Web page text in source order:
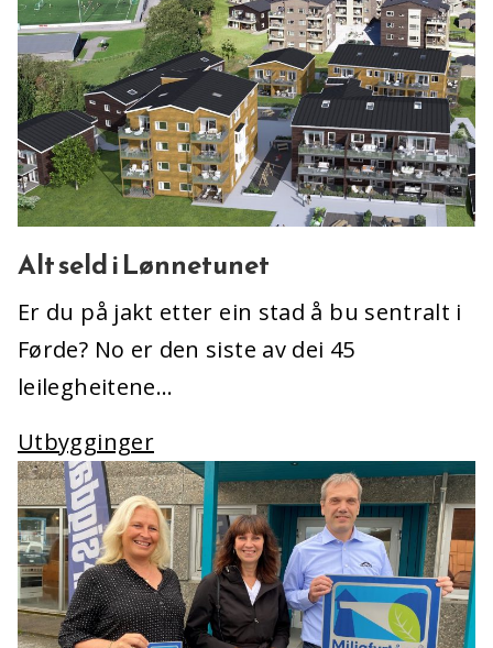
Alt seld i Lønnetunet
Er du på jakt etter ein stad å bu sentralt i
Førde? No er den siste av dei 45
leilegheitene…
Utbygginger